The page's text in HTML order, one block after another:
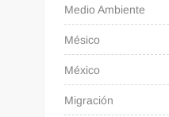
Medio Ambiente
Mésico
México
Migración